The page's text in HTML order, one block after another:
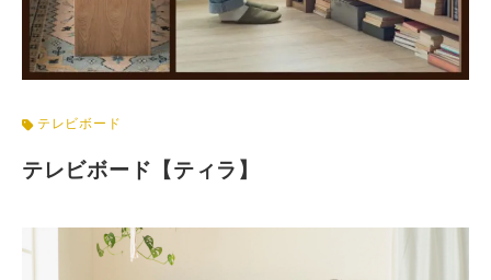
テレビボード
テレビボード【ティラ】